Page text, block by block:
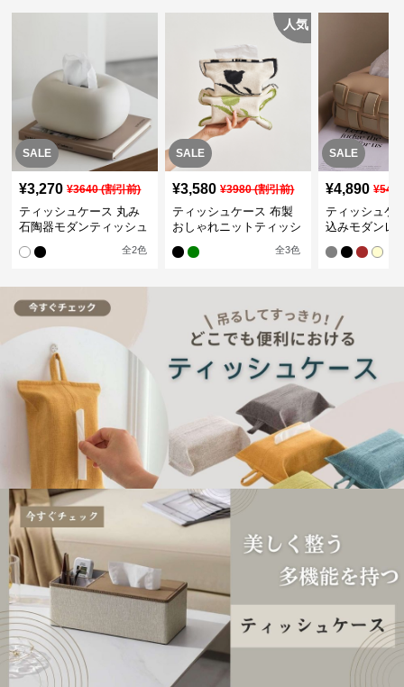
SALE
¥3,270 ¥3640(割引前)
ティッシュケース 丸み
石陶器モダンティッシュ
全2色
SALE
人気
¥3,580 ¥3980(割引前)
ティッシュケース 布製
おしゃれニットティッシ
全3色
SALE
¥4,890 ¥
ティッシュケ
込みモダンレ